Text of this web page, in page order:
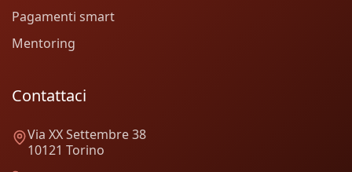
Pagamenti smart
Mentoring
Contattaci
Via XX Settembre 38
10121 Torino